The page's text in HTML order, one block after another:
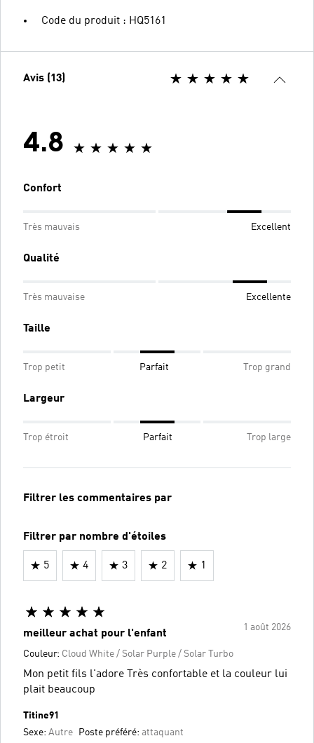
Code du produit : HQ5161
Avis (13)
4.8
Confort
Très mauvais Excellent
Qualité
Très mauvaise Excellente
Taille
Trop petit Parfait Trop grand
Largeur
Trop étroit Parfait Trop large
Filtrer les commentaires par
Filtrer par nombre d'étoiles
5 4 3 2 1
1 août 2026
meilleur achat pour l'enfant
Couleur: Cloud White / Solar Purple / Solar Turbo
Mon petit fils l'adore Très confortable et la couleur lui
plait beaucoup
Titine91
Sexe: Autre Poste préféré: attaquant